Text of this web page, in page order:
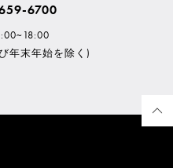
6700
年末年始を除く)